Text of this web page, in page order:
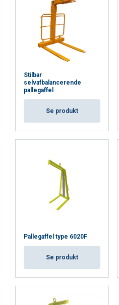
Stilbar
selvafbalancerende
pallegaffel
Se produkt
Pallegaffel type 6020F
Se produkt
Funktionalitet
AFVIS